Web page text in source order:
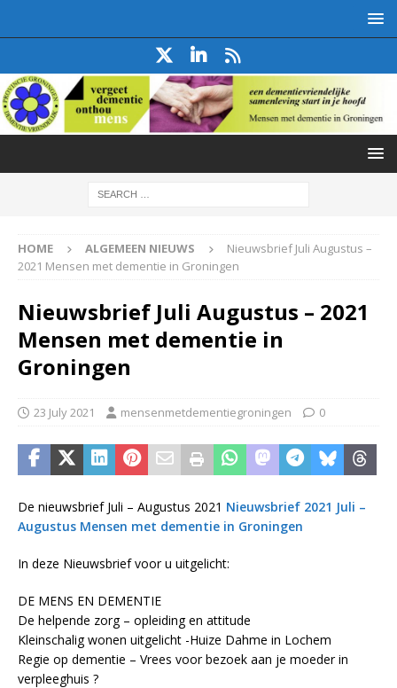
HOME ALGEMEEN NIEUWS
Nieuwsbrief Juli Augustus –
2021 Mensen met dementie in Groningen
Nieuwsbrief Juli Augustus – 2021
Mensen met dementie in
Groningen
23 July 2021 mensenmetdementiegroningen 0
De nieuwsbrief Juli – Augustus 2021 Nieuwsbrief 2021 Juli –
Augustus Mensen met dementie in Groningen
In deze Nieuwsbrief voor u uitgelicht:
DE MENS EN DEMENTIE
De helpende zorg – opleiding en attitude
Kleinschalig wonen uitgelicht -Huize Dahme in Lochem
Regie op dementie – Vrees voor bezoek aan je moeder in
verpleeghuis ?